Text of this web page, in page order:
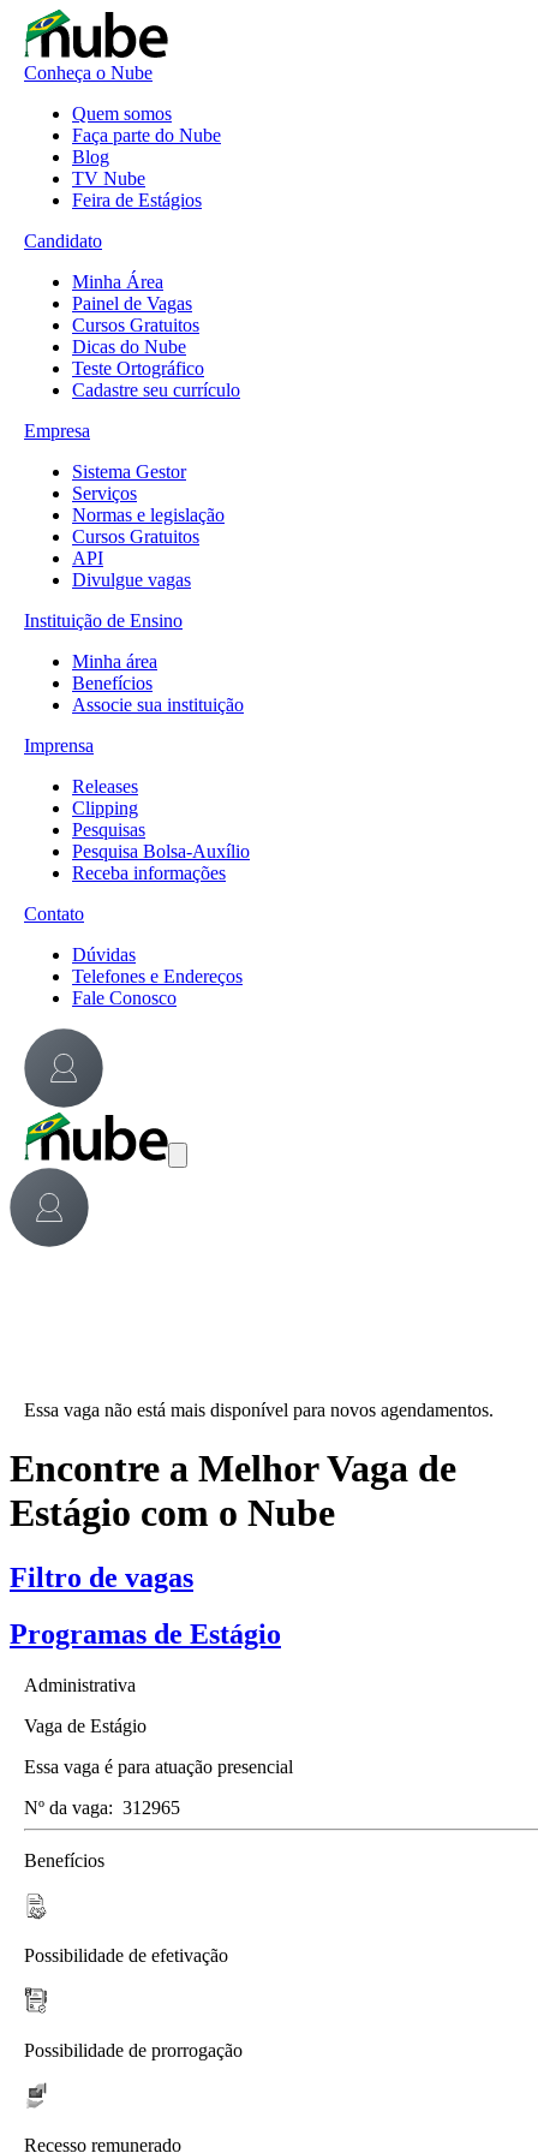
Conheça o Nube
Quem somos
Faça parte do Nube
Blog
TV Nube
Feira de Estágios
Candidato
Minha Área
Painel de Vagas
Cursos Gratuitos
Dicas do Nube
Teste Ortográfico
Cadastre seu currículo
Empresa
Sistema Gestor
Serviços
Normas e legislação
Cursos Gratuitos
API
Divulgue vagas
Instituição de Ensino
Minha área
Benefícios
Associe sua instituição
Imprensa
Releases
Clipping
Pesquisas
Pesquisa Bolsa-Auxílio
Receba informações
Contato
Dúvidas
Telefones e Endereços
Fale Conosco
Essa vaga não está mais disponível para novos agendamentos.
Encontre a Melhor Vaga de
Estágio com o Nube
Filtro de vagas
Programas de Estágio
Administrativa
Vaga de Estágio
Essa vaga é para atuação presencial
Nº da vaga: 312965
Benefícios
Possibilidade de efetivação
Possibilidade de prorrogação
Recesso remunerado